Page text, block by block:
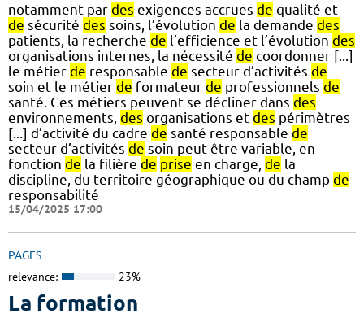
notamment par des exigences accrues de qualité et
de sécurité des soins, l’évolution de la demande des
patients, la recherche de l’efficience et l’évolution des
organisations internes, la nécessité de coordonner [...]
le métier de responsable de secteur d’activités de
soin et le métier de formateur de professionnels de
santé. Ces métiers peuvent se décliner dans des
environnements, des organisations et des périmètres
[...] d’activité du cadre de santé responsable de
secteur d’activités de soin peut être variable, en
fonction de la filière de prise en charge, de la
discipline, du territoire géographique ou du champ de
responsabilité
15/04/2025 17:00
PAGES
relevance: 23%
La formation